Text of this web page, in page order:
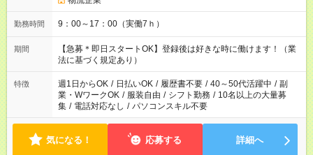
勤務時間 9：00～17：00（実働7ｈ）
期間
【急募＊即日スタートOK】登録後は好きな時に働けます！（業
法に基づく規定あり）
特徴 週1日からOK / 日払いOK / 履歴書不要 / 40～50代活躍中 / 副
業・WワークOK / 服装自由 / シフト勤務 / 10名以上の大量募
集 / 電話対応なし / パソコンスキル不要
気になる！ 応募する 詳細へ